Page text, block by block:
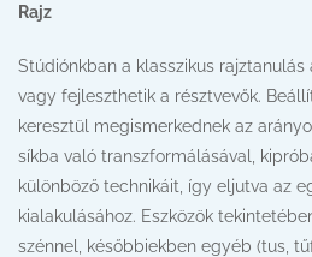
Rajz
Stúdiónkban a klasszikus rajztanulás
vagy fejleszthetik a résztvevők.
keresztül megismerkednek az
síkba való transzformálásával,
különböző technikáit, így eljutva az
kialakulásához. Eszközök
szénnel, későbbiekben egyéb (tus,